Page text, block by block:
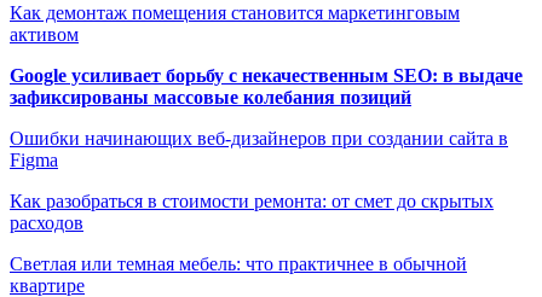
Как демонтаж помещения становится маркетинговым
активом
Google усиливает борьбу с некачественным SEO: в выдаче
зафиксированы массовые колебания позиций
Ошибки начинающих веб-дизайнеров при создании сайта в
Figma
Как разобраться в стоимости ремонта: от смет до скрытых
расходов
Светлая или темная мебель: что практичнее в обычной
квартире